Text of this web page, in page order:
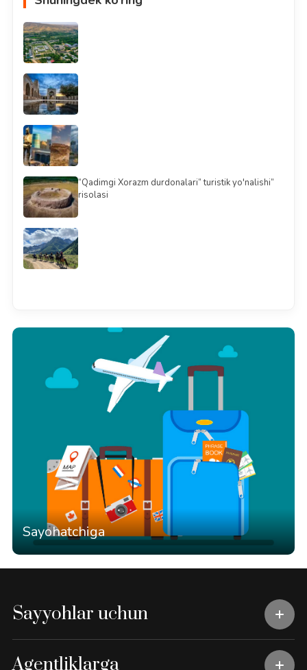
“Qadimgi Xorazm durdonalari” turistik yo'nalishi”
risolasi
Sayohatchiga
Sayyohlar uchun
Agentliklarga